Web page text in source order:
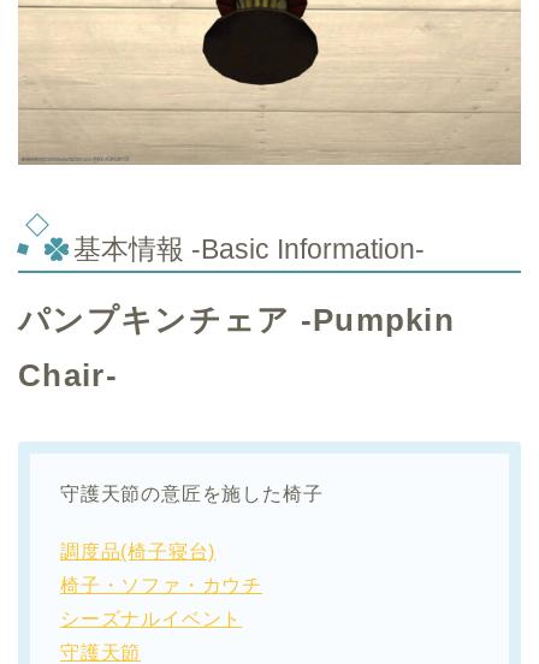
基本情報 -Basic Information-
パンプキンチェア -Pumpkin
Chair-
守護天節の意匠を施した椅子
調度品(椅子寝台)
椅子・ソファ・カウチ
シーズナルイベント
守護天節